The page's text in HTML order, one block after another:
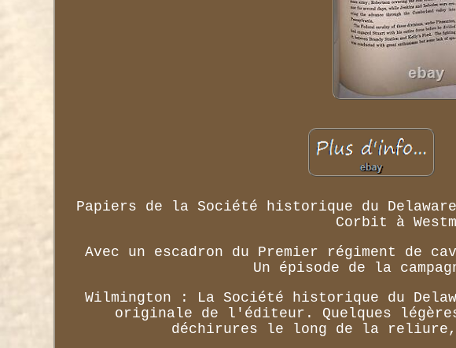
Papiers de la Société historique du
Corbit à
Avec un escadron du Premier régiment de
Un épisode de la
Wilmington : La Société historique du
originale de l'éditeur. Quelques
déchirures le long de la